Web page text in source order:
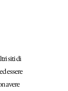
siti di
essere
avere